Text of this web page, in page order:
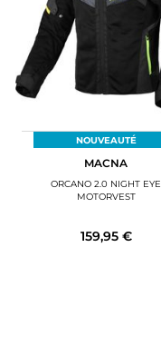
NOUVEAUTÉ
MACNA
ORCANO 2.0 NIGHT EYE
MOTORVEST
159,95 €